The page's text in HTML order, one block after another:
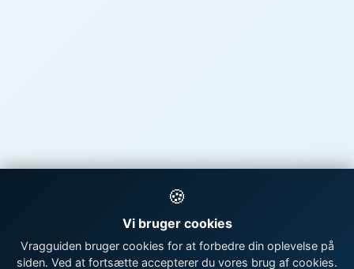
🍪
Vi bruger cookies
Vragguiden bruger cookies for at forbedre din oplevelse på
siden. Ved at fortsætte accepterer du vores brug af cookies.